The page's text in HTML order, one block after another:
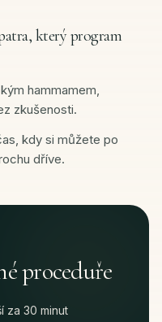
který program
hammamem,
zkušenosti.
kdy si můžete po
dříve.
proceduře
za 30 minut